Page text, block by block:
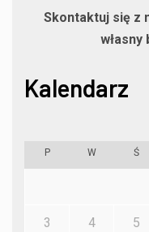
Skontaktuj się z
Kalendarz
P W Ś
3 4 5